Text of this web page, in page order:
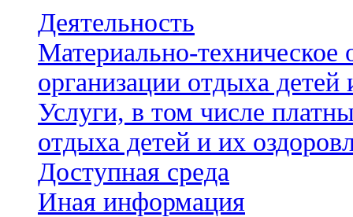
Деятельность
Материально-техническое
организации отдыха детей
Услуги, в том числе
отдыха детей и их
Доступная среда
Иная информация